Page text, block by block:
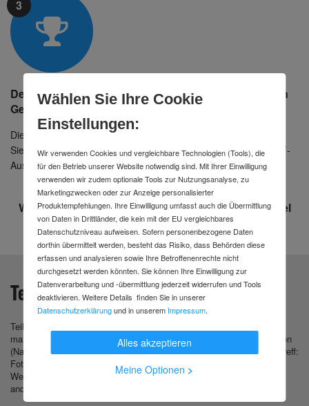
3
Der*Die Gewinner*in wird informiert und erhält seinen
Gewinn
Die Redaktion informiert den*die Gewinner*in per E-Mail. Das
Sieger*innenfoto wird ganzseitig in der nächsten HAND-DRAUF-
Ausgabe gezeigt.
Wir wünschen viel Spaß beim Fotografieren und viel
Erfolg!
Teilnahmebedingungen
Teilnehmen kann jede*r, der*die mindestens 18 Jahre alt ist und
maximal drei selbst geknipste Fotos und die geforderten Informationen
(Name, Wohnort, Bildbeschreibung) anhanddrauf@contorion.de
(Betreff:
Foto) schickt. Teilnahme ist ausschließlich online über E-Mail des
Wettbewerbs möglich. Einreichungen per Briefpost oder auf einem
anderen Weg werden nicht berücksichtigt.
Wählen Sie Ihre Cookie
Einstellungen:
Wir verwenden Cookies und vergleichbare Technologien (Tools), die
für den Betrieb unserer Website notwendig sind. Mit Ihrer Einwilligung
verwenden wir zudem optionale Tools zur Nutzungsanalyse, zu
Marketingzwecken oder zur Anzeige personalisierter
Produktempfehlungen. Ihre Einwilligung umfasst auch die Übermittlung
von Daten in Drittländer, die kein mit der EU vergleichbares
Datenschutzniveau aufweisen. Sofern personenbezogene Daten
dorthin übermittelt werden, besteht das Risiko, dass Behörden diese
erfassen und analysieren sowie Ihre Betroffenenrechte nicht
durchgesetzt werden könnten. Sie können Ihre Einwilligung zur
Datenverarbeitung und -übermittlung jederzeit widerrufen und Tools
deaktivieren. Weitere Details finden Sie in unserer
Datenschutzerklärungund in unserem Impressum.
Alles akzeptieren
Meine Optionen >